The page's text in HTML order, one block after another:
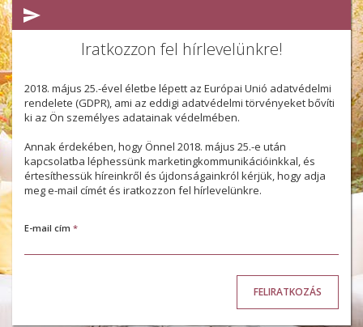
Iratkozzon fel hírlevelünkre!
2018. május 25.-ével életbe lépett az Európai Unió adatvédelmi
rendelete (GDPR), ami az eddigi adatvédelmi törvényeket bővíti
ki az Ön személyes adatainak védelmében.
Annak érdekében, hogy Önnel 2018. május 25.-e után
kapcsolatba léphessünk marketingkommunikációinkkal, és
értesíthessük híreinkről és újdonságainkról kérjük, hogy adja
meg e-mail címét és iratkozzon fel hírlevelünkre.
E-mail cím *